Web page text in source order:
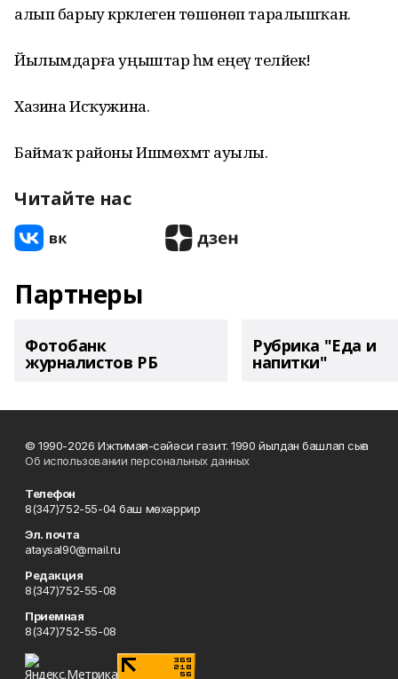
алып барыу кәрәклеген төшөнөп таралышҡан.
Йылымдарға уңыштар һәм еңеү теләйек!
Хазина Исҡужина.
Баймаҡ районы Ишмөхәмәт ауылы.
Читайте нас
Партнеры
Фотобанк
журналистов РБ
Рубрика "Еда и
напитки"
© 1990-2026 Ижтимағи-сәйәси гәзит. 1990 йылдан башлап сыға
Об использовании персональных данных
Телефон
8(347)752-55-04 баш мөхәррир
Эл. почта
ataysal90@mail.ru
Редакция
8(347)752-55-08
Приемная
8(347)752-55-08